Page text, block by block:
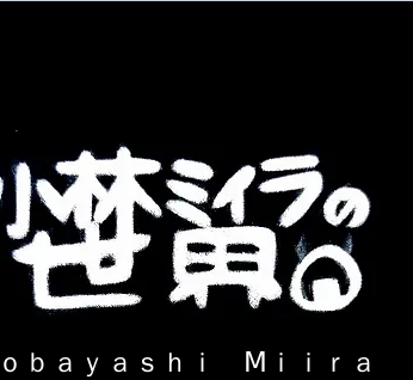
ａｙａｓｈｉ Ⅿｉｉｒａ​